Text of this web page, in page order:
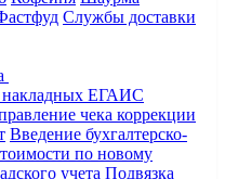
Службы доставки
накладных ЕГАИС
чека коррекции
Введение бухгалтерско-
по новому
учета Подвязка